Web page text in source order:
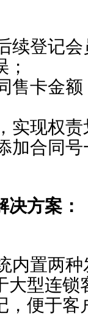
续登记
售卡金
实现权责
加合同
方案：
内置两
大型连
，便于